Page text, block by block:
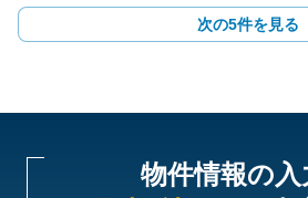
次の5件を見る
物件情報の